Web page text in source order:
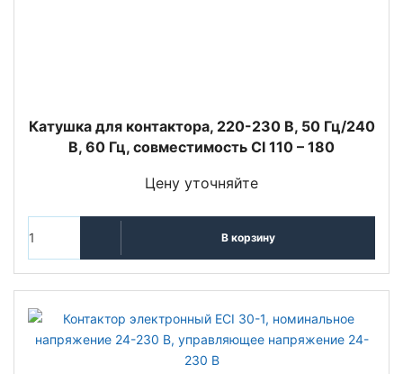
Катушка для контактора, 220-230 В, 50 Гц/240
В, 60 Гц, совместимость CI 110 – 180
Цену уточняйте
В корзину